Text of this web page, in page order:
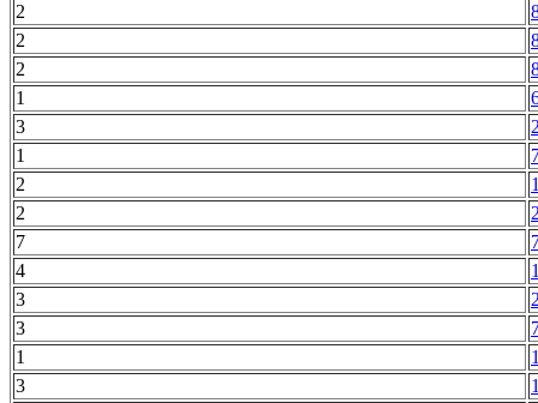
2
2
2
1
3
1
2
2
7
4
3
3
1
3